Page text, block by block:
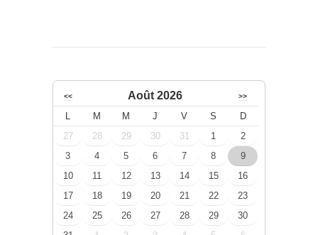
<< Août 2026 >>
M M J V S
D
27
28 29 30 31 1
2
3
4 5 6 7 8
9
10
11 12 13 14 15
16
17
18 19 20 21 22
23
24
25 26 27 28 29
30